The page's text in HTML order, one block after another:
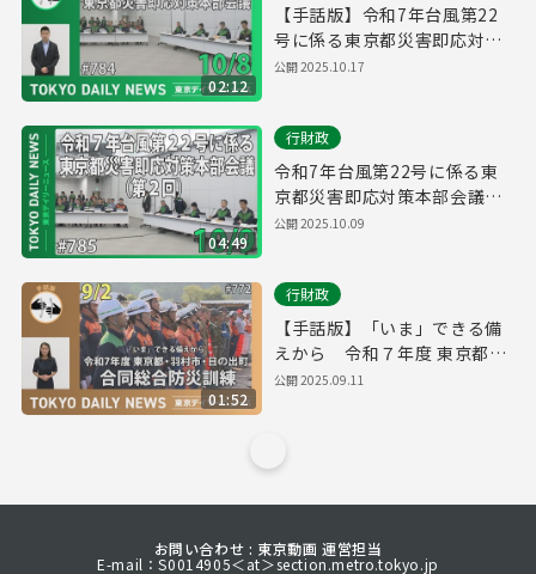
02:12
【手話版】令和7年台風第22
号に係る東京都災害即応対策
本部会議（令和7年10月8日 東
公開2025.10.17
04:49
行財政
令和7年台風第22号に係る東
京都災害即応対策本部会議
（第２回）（令和7年10月9日
公開2025.10.09
01:52
行財政
【手話版】「いま」できる備
えから 令和７年度 東京都・
羽村市・日の出町合同総合防
公開2025.09.11
お問い合わせ : 東京動画 運営担当
E-mail：S0014905＜at＞section.metro.tokyo.jp